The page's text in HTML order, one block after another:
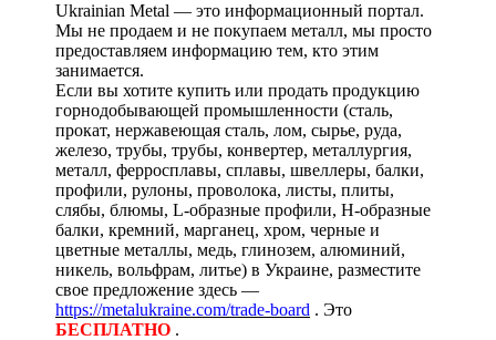
Ukrainian Metal — это информационный портал.
Мы не продаем и не покупаем металл, мы просто
предоставляем информацию тем, кто этим
занимается.
Если вы хотите купить или продать продукцию
горнодобывающей промышленности (сталь,
прокат, нержавеющая сталь, лом, сырье, руда,
железо, трубы, трубы, конвертер, металлургия,
металл, ферросплавы, сплавы, швеллеры, балки,
профили, рулоны, проволока, листы, плиты,
слябы, блюмы, L-образные профили, H-образные
балки, кремний, марганец, хром, черные и
цветные металлы, медь, глинозем, алюминий,
никель, вольфрам, литье) в Украине, разместите
свое предложение здесь —
https://metalukraine.com/trade-board . Это
БЕСПЛАТНО .